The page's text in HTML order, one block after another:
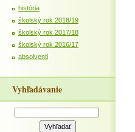
história
školský rok 2018/19
školský rok 2017/18
školský rok 2016/17
absolventi
Vyhľadávanie